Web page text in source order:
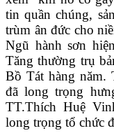
tin quần chúng,
trùm ân đức cho
Ngũ hành sơn
Tăng thường trụ
Bồ Tát hàng năm.
đã long trọng
TT.Thích Huệ
long trọng tổ chức